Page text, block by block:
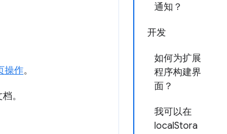
通知？
开发
如何为扩展
程序构建界
面？
我可以在
localStora
操作。
。